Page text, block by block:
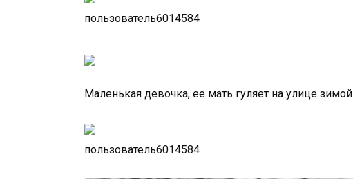
пользователь6014584
Маленькая девочка, ее мать гуляет на улице зимой
пользователь6014584